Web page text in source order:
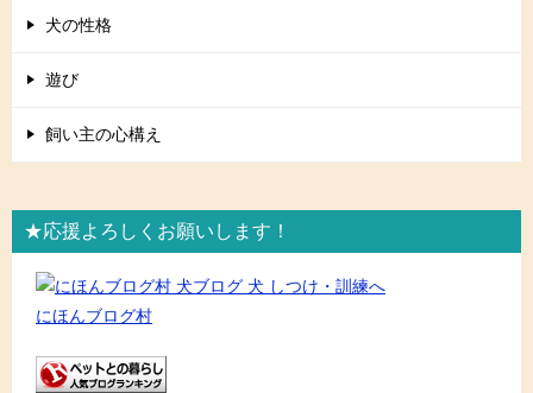
犬の性格
遊び
飼い主の心構え
★応援よろしくお願いします！
にほんブログ村